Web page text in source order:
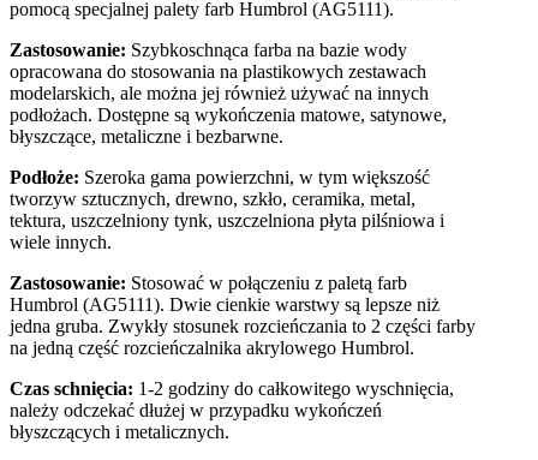
pomocą specjalnej palety farb Humbrol (AG5111).
Zastosowanie: Szybkoschnąca farba na bazie wody
opracowana do stosowania na plastikowych zestawach
modelarskich, ale można jej również używać na innych
podłożach. Dostępne są wykończenia matowe, satynowe,
błyszczące, metaliczne i bezbarwne.
Podłoże: Szeroka gama powierzchni, w tym większość
tworzyw sztucznych, drewno, szkło, ceramika, metal,
tektura, uszczelniony tynk, uszczelniona płyta pilśniowa i
wiele innych.
Zastosowanie: Stosować w połączeniu z paletą farb
Humbrol (AG5111). Dwie cienkie warstwy są lepsze niż
jedna gruba. Zwykły stosunek rozcieńczania to 2 części farby
na jedną część rozcieńczalnika akrylowego Humbrol.
Czas schnięcia: 1-2 godziny do całkowitego wyschnięcia,
należy odczekać dłużej w przypadku wykończeń
błyszczących i metalicznych.